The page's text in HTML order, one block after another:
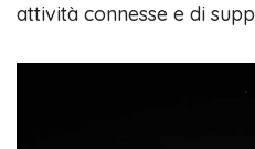
attività connesse e di